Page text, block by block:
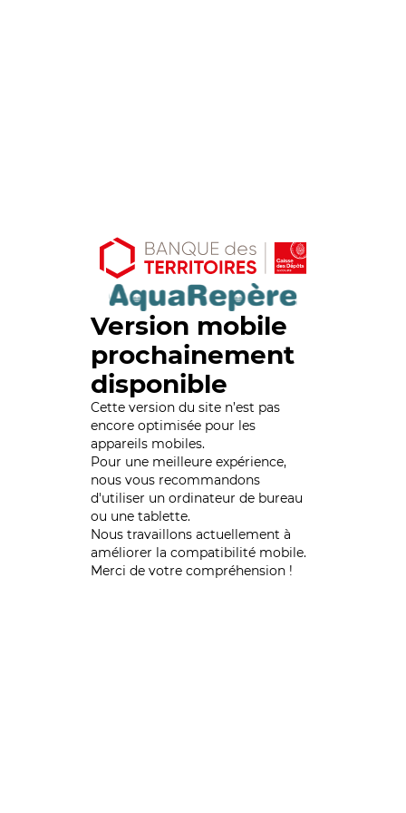
Version mobile
prochainement
disponible
Cette version du site n’est pas
encore optimisée pour les
appareils mobiles.
Pour une meilleure expérience,
nous vous recommandons
d'utiliser un ordinateur de bureau
ou une tablette.
Nous travaillons actuellement à
améliorer la compatibilité mobile.
Merci de votre compréhension !